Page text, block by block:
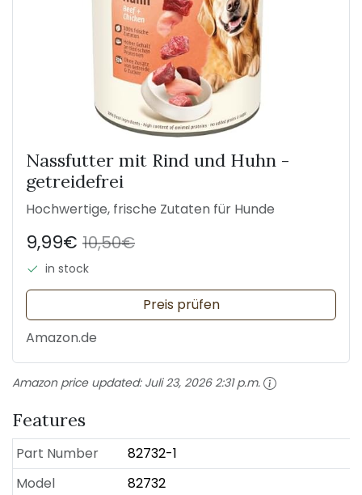
Nassfutter mit Rind und Huhn -
getreidefrei
Hochwertige, frische Zutaten für Hunde
9,99€ 10,50€
in stock
Preis prüfen
Amazon.de
Amazon price updated: Juli 23, 2026 2:31 p.m.
Features
Part Number
82732-1
Model
82732